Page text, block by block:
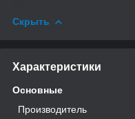
Скрыть
Характеристики
Основные
Производитель